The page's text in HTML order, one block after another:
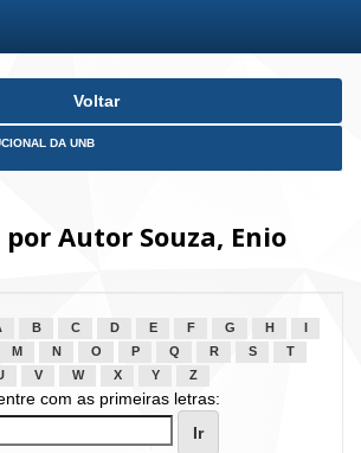
Voltar
DA UNB
Autor Souza, Enio
B C D E F G H
M N O P Q R S
T
V W X Y Z
com as primeiras letras: